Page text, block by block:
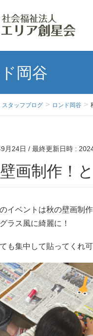
岡谷
スタッフブログ ロンド岡谷
月24日 / 最終更新日時 :
壁画制作！
イベントは秋の壁画制
ラス風に綺麗に！
も集中して貼ってくれ